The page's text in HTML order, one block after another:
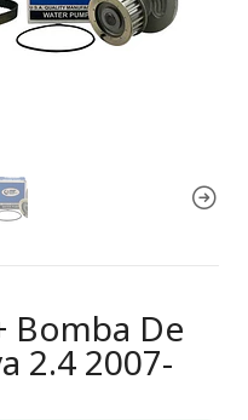
Bomba De
2.4 2007-